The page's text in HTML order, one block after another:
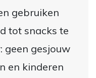
gebruiken
tot snacks te
geen gesjouw
en kinderen